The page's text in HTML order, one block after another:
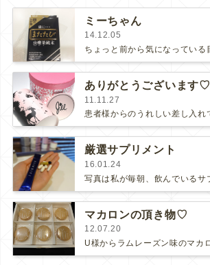
ミーちゃん
14.12.05
ありがとうございます♡
11.11.27
厳選サプリメント
16.01.24
マカロンの頂き物♡
12.07.20